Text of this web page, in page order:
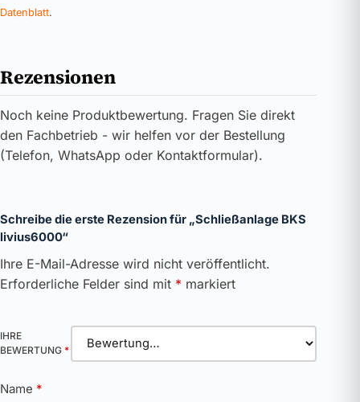
Datenblatt.
Rezensionen
Noch keine Produktbewertung. Fragen Sie direkt
den Fachbetrieb - wir helfen vor der Bestellung
(Telefon, WhatsApp oder Kontaktformular).
Schreibe die erste Rezension für „Schließanlage BKS
livius6000“
Ihre E-Mail-Adresse wird nicht veröffentlicht.
Erforderliche Felder sind mit * markiert
IHRE
BEWERTUNG *
Name *